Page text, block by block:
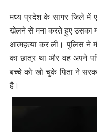
मध्य प्रदेश के सागर जिले में
खेलने से मना करते हुए उसका
आत्महत्या कर ली। पुलिस ने
का छात्र था और वह अपने
बच्चे को खो चुके पिता ने
है।